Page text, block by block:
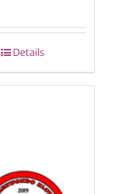
Details